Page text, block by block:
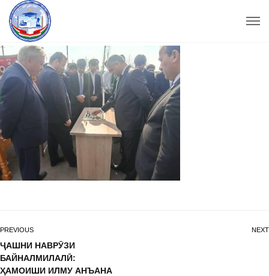
PREVIOUS
ҶАШНИ НАВРӮЗИ
БАЙНАЛМИЛАЛӢ:
ҲАМОИШИ ИЛМУ АНЪАНА
NEXT